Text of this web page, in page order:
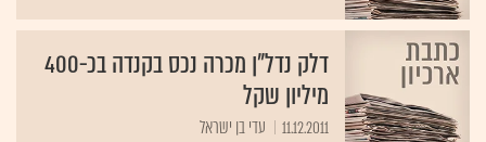
דלק נדל"ן מכרה נכס בקנדה בכ-400
מיליון שקל
11.12.2011 עדי בן ישראל